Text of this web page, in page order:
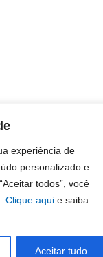
experiência de
personalizado e
todos”, você
Clique aqui e saiba
Aceitar tudo